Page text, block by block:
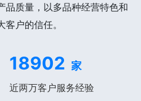
品质量，以多品种经营特色和
户的信任。
18902 家
近两万客户服务经验